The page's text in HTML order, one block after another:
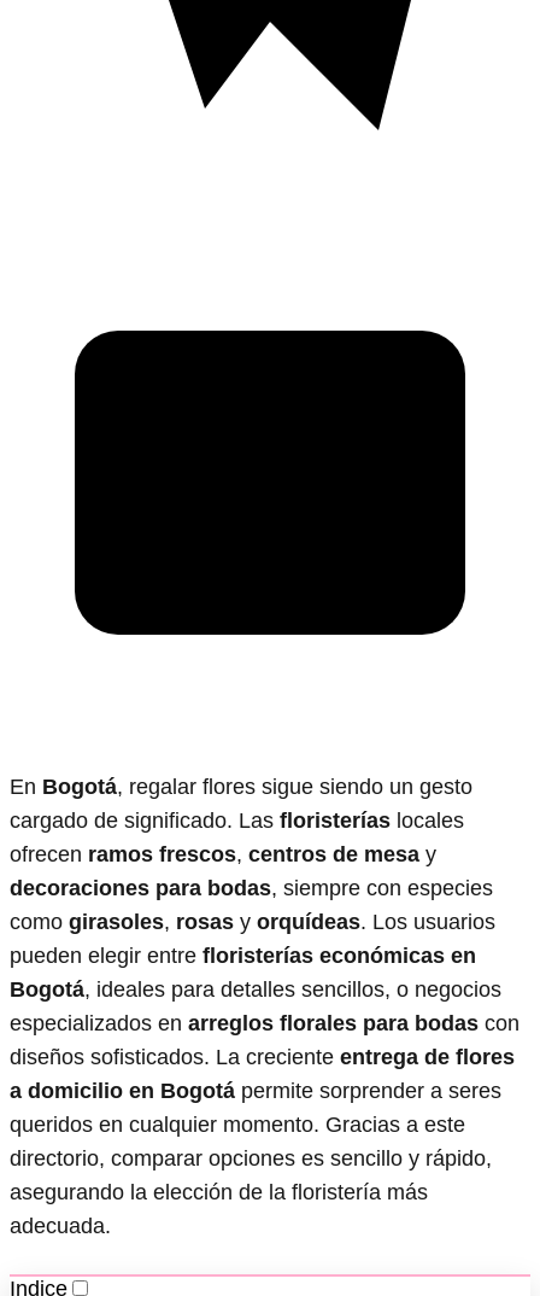
En Bogotá, regalar flores sigue siendo un gesto
cargado de significado. Las floristerías locales
ofrecen ramos frescos, centros de mesa y
decoraciones para bodas, siempre con especies
como girasoles, rosas y orquídeas. Los usuarios
pueden elegir entre floristerías económicas en
Bogotá, ideales para detalles sencillos, o negocios
especializados en arreglos florales para bodas con
diseños sofisticados. La creciente entrega de flores
a domicilio en Bogotá permite sorprender a seres
queridos en cualquier momento. Gracias a este
directorio, comparar opciones es sencillo y rápido,
asegurando la elección de la floristería más
adecuada.
Indice